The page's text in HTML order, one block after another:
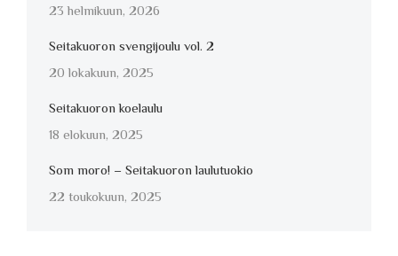
23 helmikuun, 2026
Seitakuoron svengijoulu vol. 2
20 lokakuun, 2025
Seitakuoron koelaulu
18 elokuun, 2025
Som moro! – Seitakuoron laulutuokio
22 toukokuun, 2025